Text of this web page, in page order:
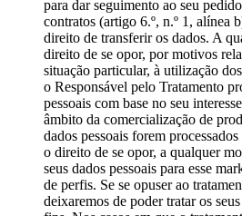
para dar seguimento ao seu
contratos (artigo 6.º, n.º 1, alínea
direito de transferir os dados. A
direito de se opor, por motivos
situação particular, à utilização
o Responsável pelo Tratamento
pessoais com base no seu
âmbito da comercialização de
dados pessoais forem
o direito de se opor, a qualquer
seus dados pessoais para esse
de perfis. Se se opuser ao
deixaremos de poder tratar os